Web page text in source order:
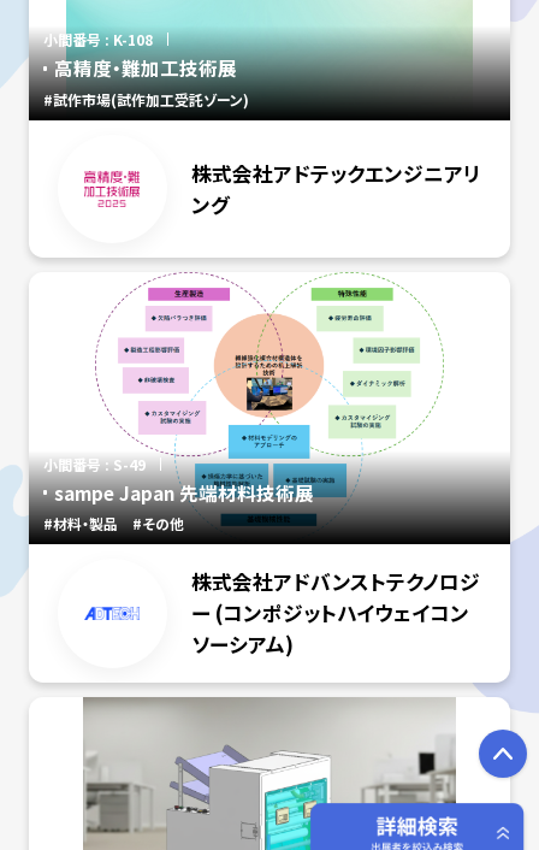
小間番号 : K-108
高精度・難加工技術展
#試作市場(試作加工受託ゾーン)
株式会社アドテックエンジニアリ
ング
小間番号 : S-49
sampe Japan 先端材料技術展
#材料・製品 #その他
株式会社アドバンストテクノロジ
ー (コンポジットハイウェイコン
ソーシアム)